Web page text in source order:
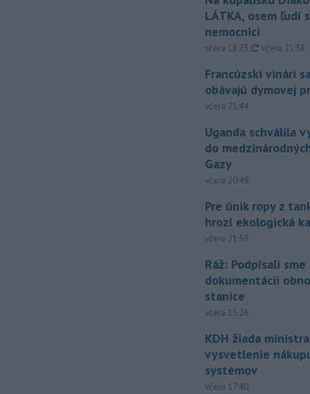
LÁTKA, osem ľudí
nemocnici
včera 18:23, aktualizované
včera 21:38
Francúzski vinári
obávajú dymovej
včera 21:44
Uganda schválila
do
Gazy
včera 20:49
Pre únik ropy z
hrozí ekologická
včera 21:59
Ráž: Podpísali
dokumentácii
stanice
včera 15:26
KDH žiada
vysvetlenie
systémov
včera 17:40